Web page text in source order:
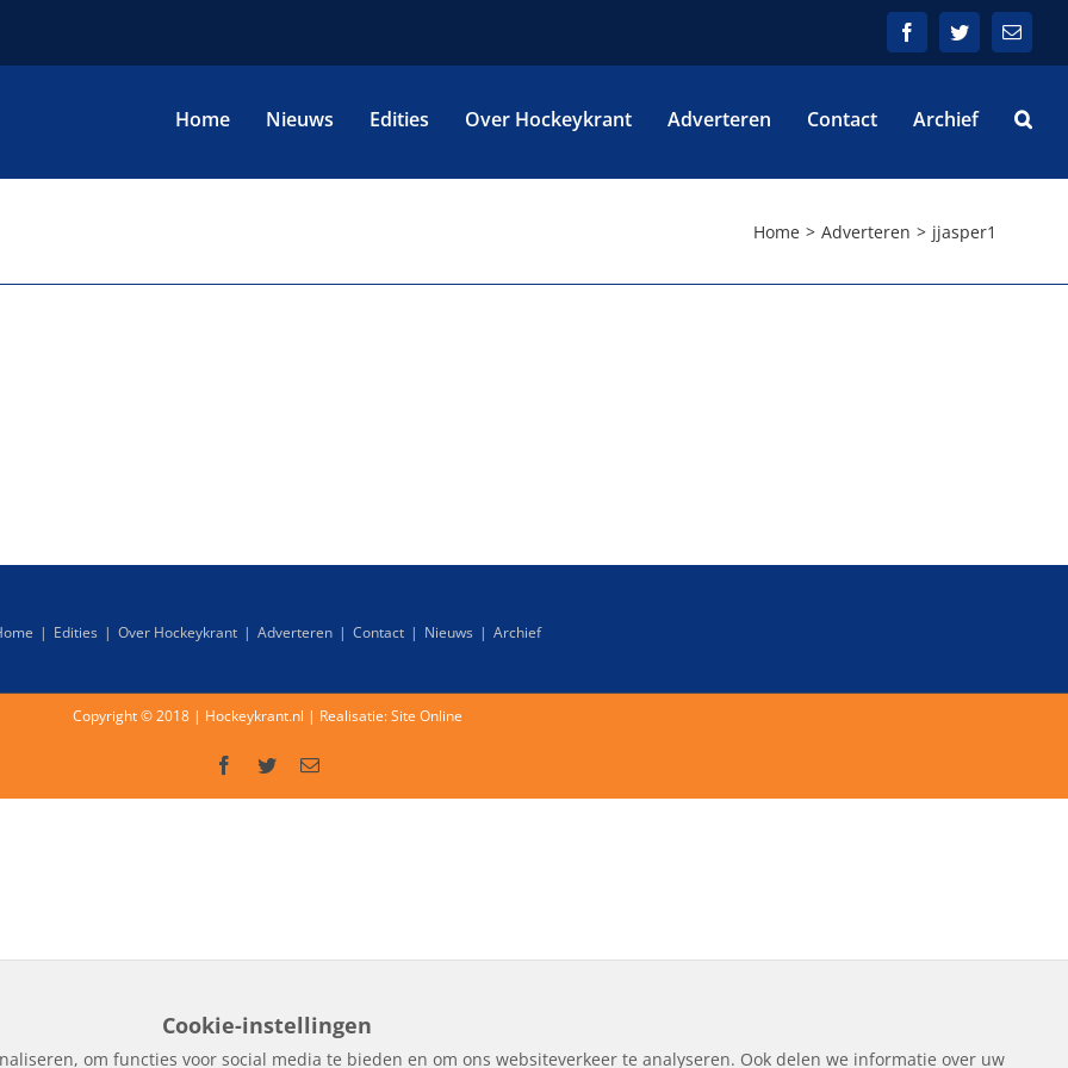
FacebookTwitterE-
mail
Home Nieuws Edities Over Hockeykrant Adverteren Contact Archief
Home Adverteren jjasper1
Edities Over Hockeykrant Adverteren Contact Nieuws Archief
Copyright © 2018 | Hockeykrant.nl | Realisatie:Site Online
Facebook
TwitterE-
Cookie-instellingen
om functies voor social media te bieden en om ons websiteverkeer te analyseren. Ook delen we informatie over uw